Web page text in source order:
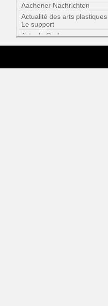
Aachener Nachrichten
Actualité des arts plastiques /
Le support
Actuele Onderwerpen :
im Austellungsraum